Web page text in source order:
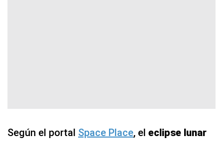
Según el portal Space Place, el eclipse lunar